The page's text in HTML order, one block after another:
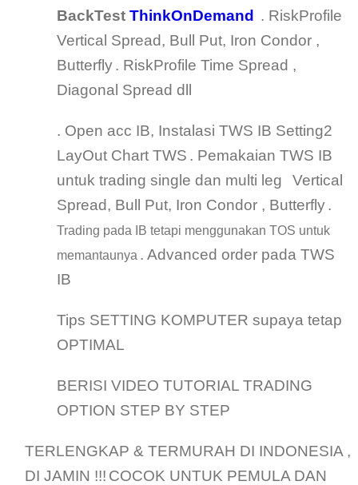
BackTest ThinkOnDemand
. RiskProfile
Vertical Spread, Bull Put, Iron Condor ,
Butterfly. RiskProfile Time Spread ,
Diagonal Spread dll
. Open acc IB, Instalasi TWS IB Setting2
LayOut Chart TWS . Pemakaian TWS IB
untuk trading single dan multi leg
Vertical
Spread, Bull Put, Iron Condor , Butterfly.
Trading pada IB tetapi menggunakan TOS untuk
memantaunya . Advanced order pada TWS
IB
Tips SETTING KOMPUTER supaya tetap
OPTIMAL
BERISI VIDEO TUTORIAL TRADING
OPTION STEP BY STEP
TERLENGKAP & TERMURAH DI INDONESIA ,
DI JAMIN !!! COCOK UNTUK PEMULA DAN